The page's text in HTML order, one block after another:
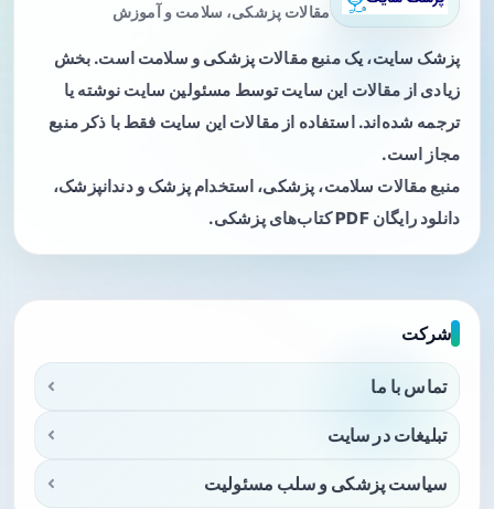
مقالات پزشکی، سلامت و آموزش
پزشک سایت، یک منبع مقالات پزشکی و سلامت است. بخش
زیادی از مقالات این سایت توسط مسئولین سایت نوشته یا
ترجمه شده‌اند. استفاده از مقالات این سایت فقط با ذکر منبع
مجاز است.
منبع مقالات سلامت، پزشکی، استخدام پزشک و دندانپزشک،
دانلود رایگان PDF کتاب‌های پزشکی.
شرکت
تماس با ما
تبلیغات در سایت
سیاست پزشکی و سلب مسئولیت